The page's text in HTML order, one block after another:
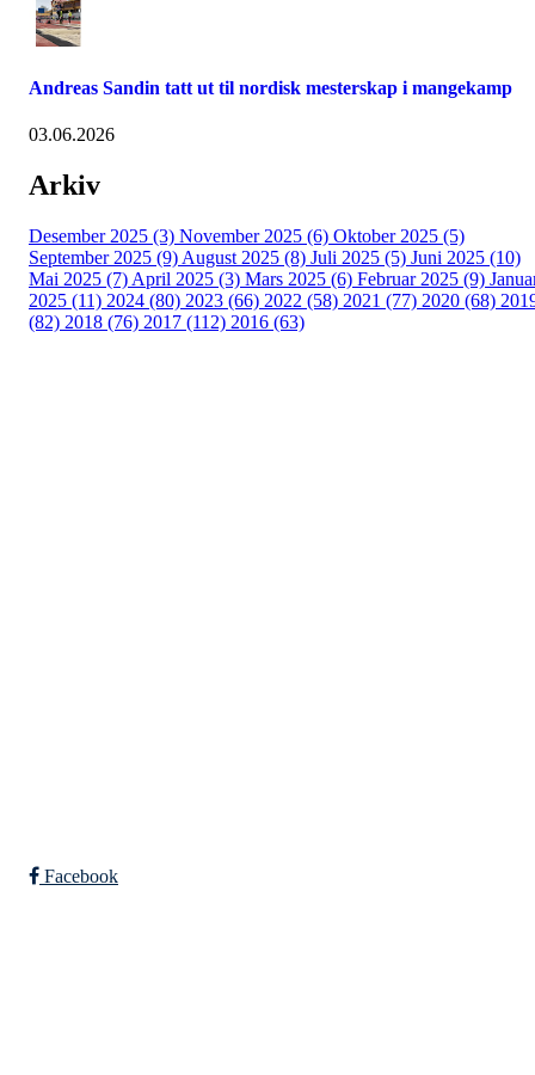
Andreas Sandin tatt ut til nordisk mesterskap i mangekamp
03.06.2026
Arkiv
Desember 2025 (3) November 2025 (6) Oktober 2025 (5)
September 2025 (9) August 2025 (8) Juli 2025 (5) Juni 2025 (10)
Mai 2025 (7) April 2025 (3) Mars 2025 (6) Februar 2025 (9)
2025 (11) 2024 (80) 2023 (66) 2022 (58) 2021 (77) 2020 (68)
(82) 2018 (76) 2017 (112) 2016 (63)
Facebook